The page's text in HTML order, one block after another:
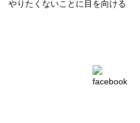
やりたくないことに目を向ける